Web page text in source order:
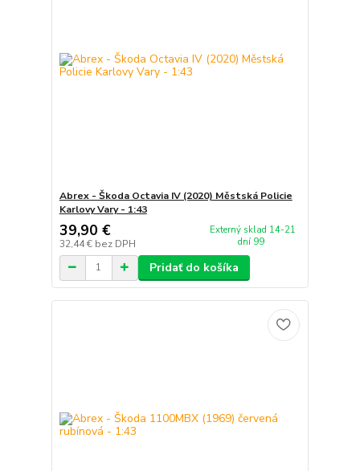
Abrex - Škoda Octavia IV (2020) Městská Policie
Karlovy Vary - 1:43
39,90 €
32,44 € bez DPH
Externý sklad 14-21
dní 99
Pridať do košíka